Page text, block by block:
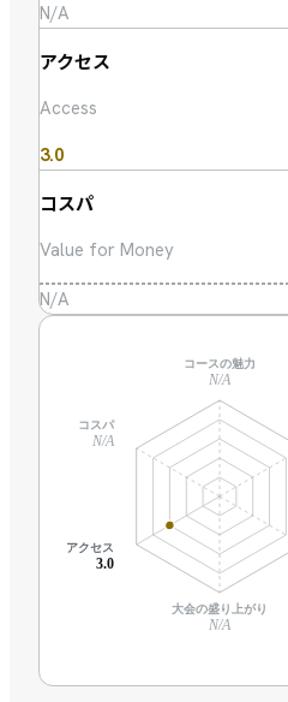
N/A
アクセス
Access
3.0
コスパ
Value for Money
N/A
コースの魅力
N/A
大会の盛り上がり
N/A
アクセス
3.0
コスパ
N/A